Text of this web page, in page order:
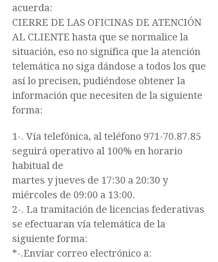
acuerda:
CIERRE DE LAS OFICINAS DE ATENCIÓN
AL CLIENTE hasta que se normalice la
situación, eso no significa que la atención
telemática no siga dándose a todos los que
así lo precisen, pudiéndose obtener la
información que necesiten de la siguiente
forma:
1-. Vía telefónica, al teléfono 971-70.87.85
seguirá operativo al 100% en horario
habitual de
martes y jueves de 17:30 a 20:30 y
miércoles de 09:00 a 13:00.
2-. La tramitación de licencias federativas
se efectuaran vía telemática de la
siguiente forma:
*-.Enviar correo electrónico a: